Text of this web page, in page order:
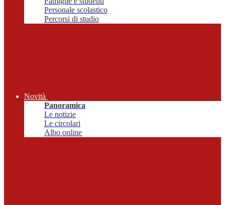
Personale scolastico
Percorsi di studio
Novità
Panoramica
Le notizie
Le circolari
Albo online